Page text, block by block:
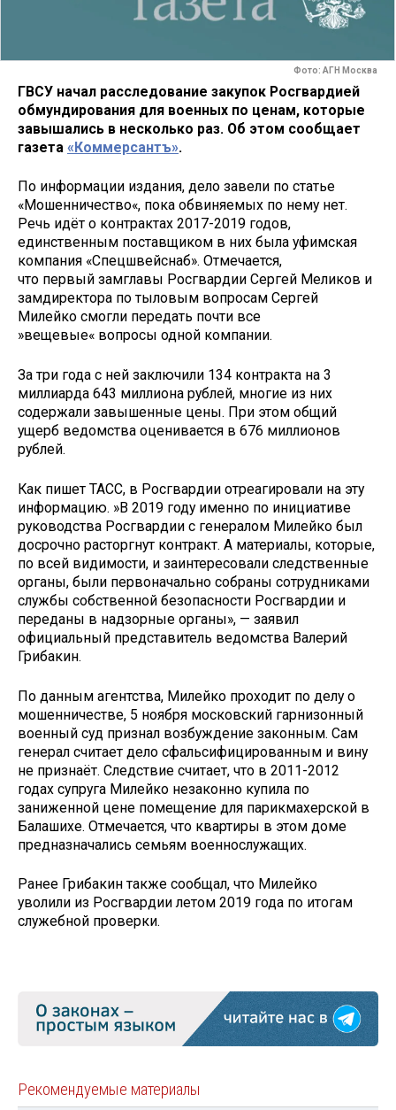
Фото: АГН Москва
ГВСУ начал расследование закупок Росгвардией
обмундирования для военных по ценам, которые
завышались в несколько раз. Об этом сообщает
газета «Коммерсантъ».
По информации издания, дело завели по статье
«Мошенничество«, пока обвиняемых по нему нет.
Речь идёт о контрактах 2017-2019 годов,
единственным поставщиком в них была уфимская
компания «Спецшвейснаб». Отмечается,
что первый замглавы Росгвардии Сергей Меликов и
замдиректора по тыловым вопросам Сергей
Милейко смогли передать почти все
»вещевые« вопросы одной компании.
За три года с ней заключили 134 контракта на 3
миллиарда 643 миллиона рублей, многие из них
содержали завышенные цены. При этом общий
ущерб ведомства оценивается в 676 миллионов
рублей.
Как пишет ТАСС, в Росгвардии отреагировали на эту
информацию. »В 2019 году именно по инициативе
руководства Росгвардии с генералом Милейко был
досрочно расторгнут контракт. А материалы, которые,
по всей видимости, и заинтересовали следственные
органы, были первоначально собраны сотрудниками
службы собственной безопасности Росгвардии и
переданы в надзорные органы», — заявил
официальный представитель ведомства Валерий
Грибакин.
По данным агентства, Милейко проходит по делу о
мошенничестве, 5 ноября московский гарнизонный
военный суд признал возбуждение законным. Сам
генерал считает дело сфальсифицированным и вину
не признаёт. Следствие считает, что в 2011-2012
годах супруга Милейко незаконно купила по
заниженной цене помещение для парикмахерской в
Балашихе. Отмечается, что квартиры в этом доме
предназначались семьям военнослужащих.
Ранее Грибакин также сообщал, что Милейко
уволили из Росгвардии летом 2019 года по итогам
служебной проверки.
Рекомендуемые материалы